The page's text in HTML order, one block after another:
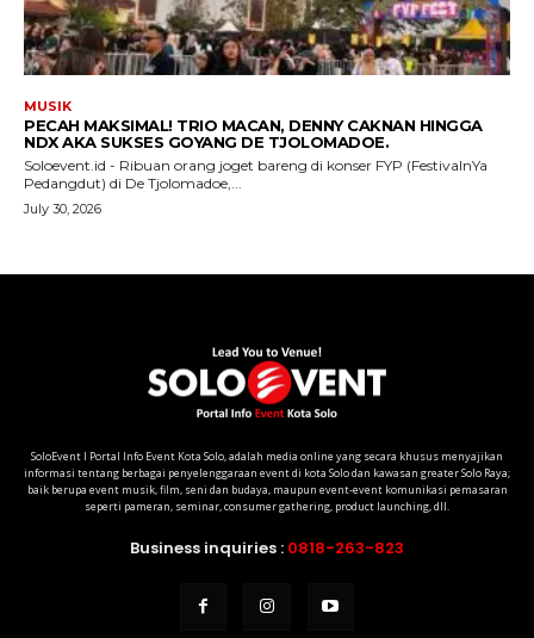
SoloEvent I Portal Info Event Kota Solo, adalah media online yang secara khusus menyajikan
informasi tentang berbagai penyelenggaraan event di kota Solo dan kawasan greater Solo Raya;
baik berupa event musik, film, seni dan budaya, maupun event-event komunikasi pemasaran
seperti pameran, seminar, consumer gathering, product launching, dll.
Business inquiries : 0818-263-823